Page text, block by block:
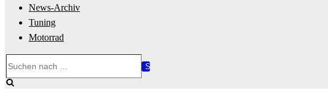
News-Archiv
Tuning
Motorrad
nach …